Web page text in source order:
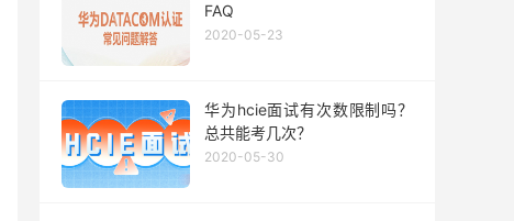
FAQ
2020-05-23
华为hcie面试有次数限制吗？
总共能考几次？
2020-05-30